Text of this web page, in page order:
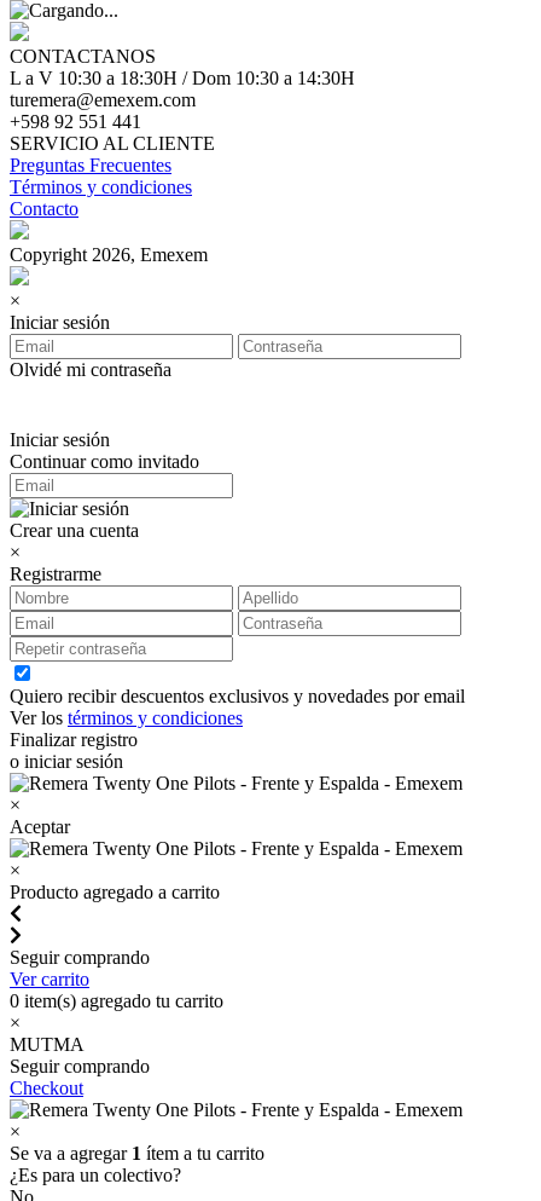
CONTACTANOS
L a V 10:30 a 18:30H / Dom 10:30 a 14:30H
turemera@emexem.com
+598 92 551 441
SERVICIO AL CLIENTE
Preguntas Frecuentes
Términos y condiciones
Contacto
Copyright 2026, Emexem
×
Iniciar sesión
Olvidé mi contraseña
Iniciar sesión
Continuar como invitado
Crear una cuenta
×
Registrarme
Quiero recibir descuentos exclusivos y novedades por email
Ver los términos y condiciones
Finalizar registro
o iniciar sesión
×
Aceptar
×
Producto agregado a carrito
Seguir comprando
Ver carrito
0 item(s) agregado tu carrito
×
MUTMA
Seguir comprando
Checkout
×
Se va a agregar 1 ítem a tu carrito
¿Es para un colectivo?
No